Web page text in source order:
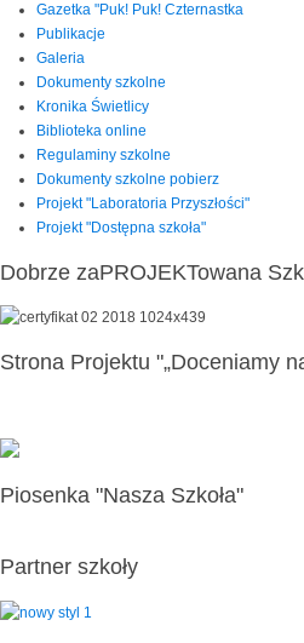
Gazetka "Puk! Puk! Czternastka
Publikacje
Galeria
Dokumenty szkolne
Kronika Świetlicy
Biblioteka online
Regulaminy szkolne
Dokumenty szkolne pobierz
Projekt "Laboratoria Przyszłości"
Projekt "Dostępna szkoła"
Dobrze zaPROJEKTowana
Strona Projektu "„Doceniamy
Piosenka "Nasza Szkoła"
Partner szkoły